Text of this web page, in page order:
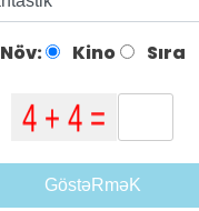
Növ: Kino Sıra
GöstəRməK